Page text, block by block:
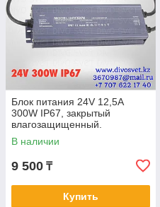
Блок питания 24V 12,5A
300W IP67, закрытый
влагозащищенный.
Трансформатор 220В-24В,
300 Ватт. Power supply 24v
В наличии
9 500 ₸
Купить